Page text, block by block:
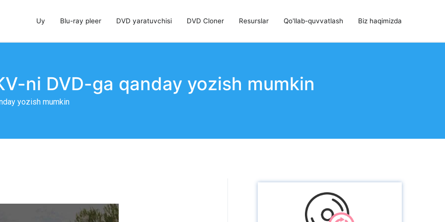
yaratuvchisi va DVD Cloner
Uy Blu-ray pleer DVD yaratuvchisi DVD Cloner Resurslar Qo'llab-quvvatlash Biz haqimizda
ni DVD-ga qanday yozish mumkin
yozish mumkin